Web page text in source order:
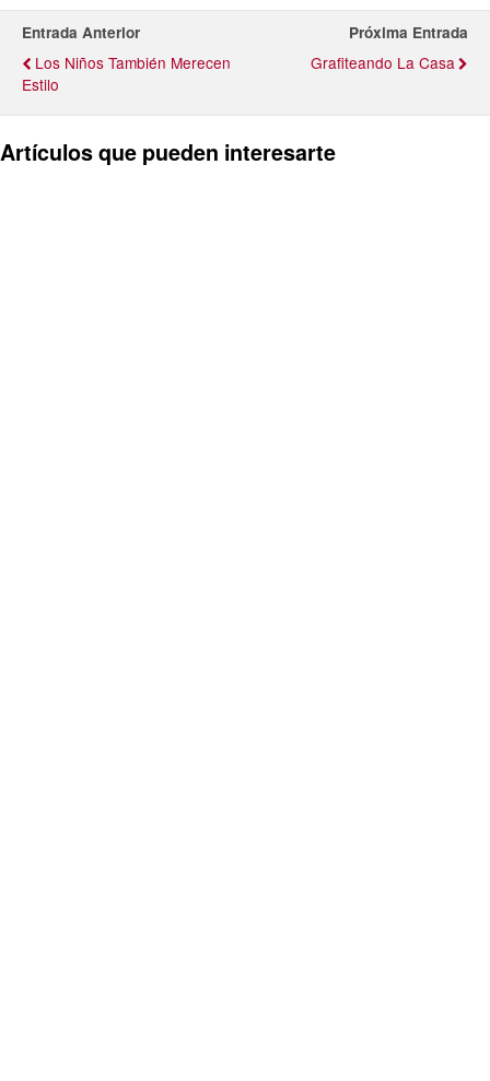
Entrada Anterior
Los Niños También Merecen
Estilo
Próxima Entrada
Grafiteando La Casa
Artículos que pueden interesarte